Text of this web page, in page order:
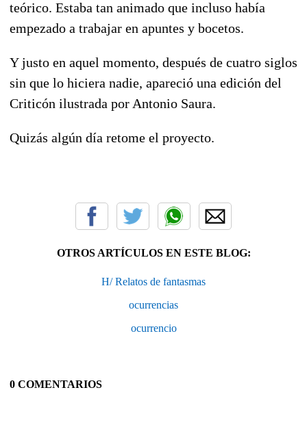
teórico. Estaba tan animado que incluso había
empezado a trabajar en apuntes y bocetos.
Y justo en aquel momento, después de cuatro siglos
sin que lo hiciera nadie, apareció una edición del
Criticón ilustrada por Antonio Saura.
Quizás algún día retome el proyecto.
OTROS ARTÍCULOS EN ESTE BLOG:
H/ Relatos de fantasmas
ocurrencias
ocurrencio
0 COMENTARIOS